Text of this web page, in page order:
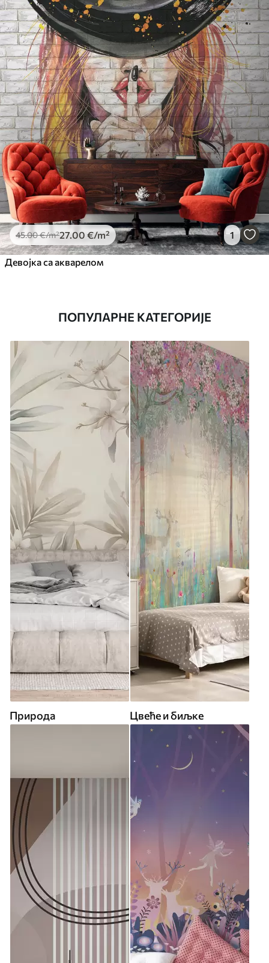
45.00€/m²27.00 €/m² 1
Девојка са акварелом
ПОПУЛАРНЕ КАТЕГОРИЈЕ
Природа Цвеће и биљке